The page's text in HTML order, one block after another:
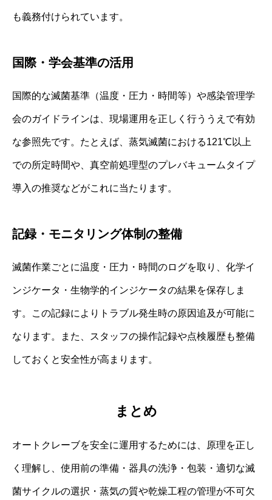
も義務付けられています。
国際・学会基準の活用
国際的な滅菌基準（温度・圧力・時間等）や感染管理学
会のガイドラインは、現場運用を正しく行ううえで有効
な参照先です。たとえば、蒸気滅菌における121℃以上
での所定時間や、真空前処理型のプレバキュームタイプ
導入の推奨などがこれに当たります。
記録・モニタリング体制の整備
滅菌作業ごとに温度・圧力・時間のログを取り、化学イ
ンジケータ・生物学的インジケータの結果を保存しま
す。この記録によりトラブル発生時の原因追及が可能に
なります。また、スタッフの操作記録や点検履歴も整備
しておくと安全性が高まります。
まとめ
オートクレーブを安全に運用するためには、原理を正し
く理解し、使用前の準備・器具の洗浄・包装・適切な滅
菌サイクルの選択・蒸気の質や乾燥工程の管理が不可欠